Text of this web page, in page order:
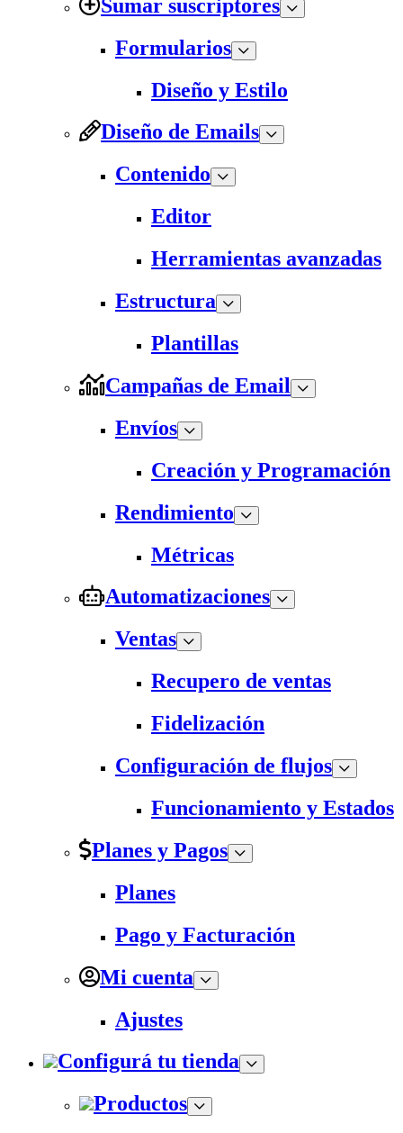
Sumar suscriptores
Formularios
Diseño y Estilo
Diseño de Emails
Contenido
Editor
Herramientas avanzadas
Estructura
Plantillas
Campañas de Email
Envíos
Creación y Programación
Rendimiento
Métricas
Automatizaciones
Ventas
Recupero de ventas
Fidelización
Configuración de flujos
Funcionamiento y Estados
Planes y Pagos
Planes
Pago y Facturación
Mi cuenta
Ajustes
Configurá tu tienda
Productos